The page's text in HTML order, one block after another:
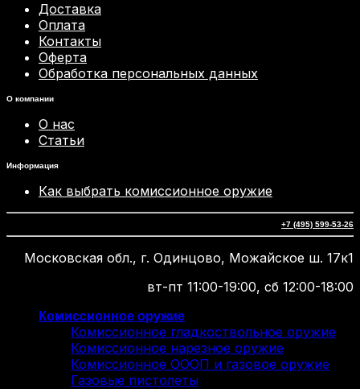
Доставка
Оплата
Контакты
Оферта
Обработка персональных данных
О компании
О нас
Статьи
Информация
Как выбрать комиссионное оружие
+7 (495) 599-53-26
Московская обл., г. Одинцово, Можайское ш. 17к1
вт-пт 11:00-19:00, сб 12:00-18:00
Комиссионное оружие
Комиссионное гладкоствольное оружие
Комиссионное нарезное оружие
Комиссионное ОООП и газовое оружие
Газовые пистолеты